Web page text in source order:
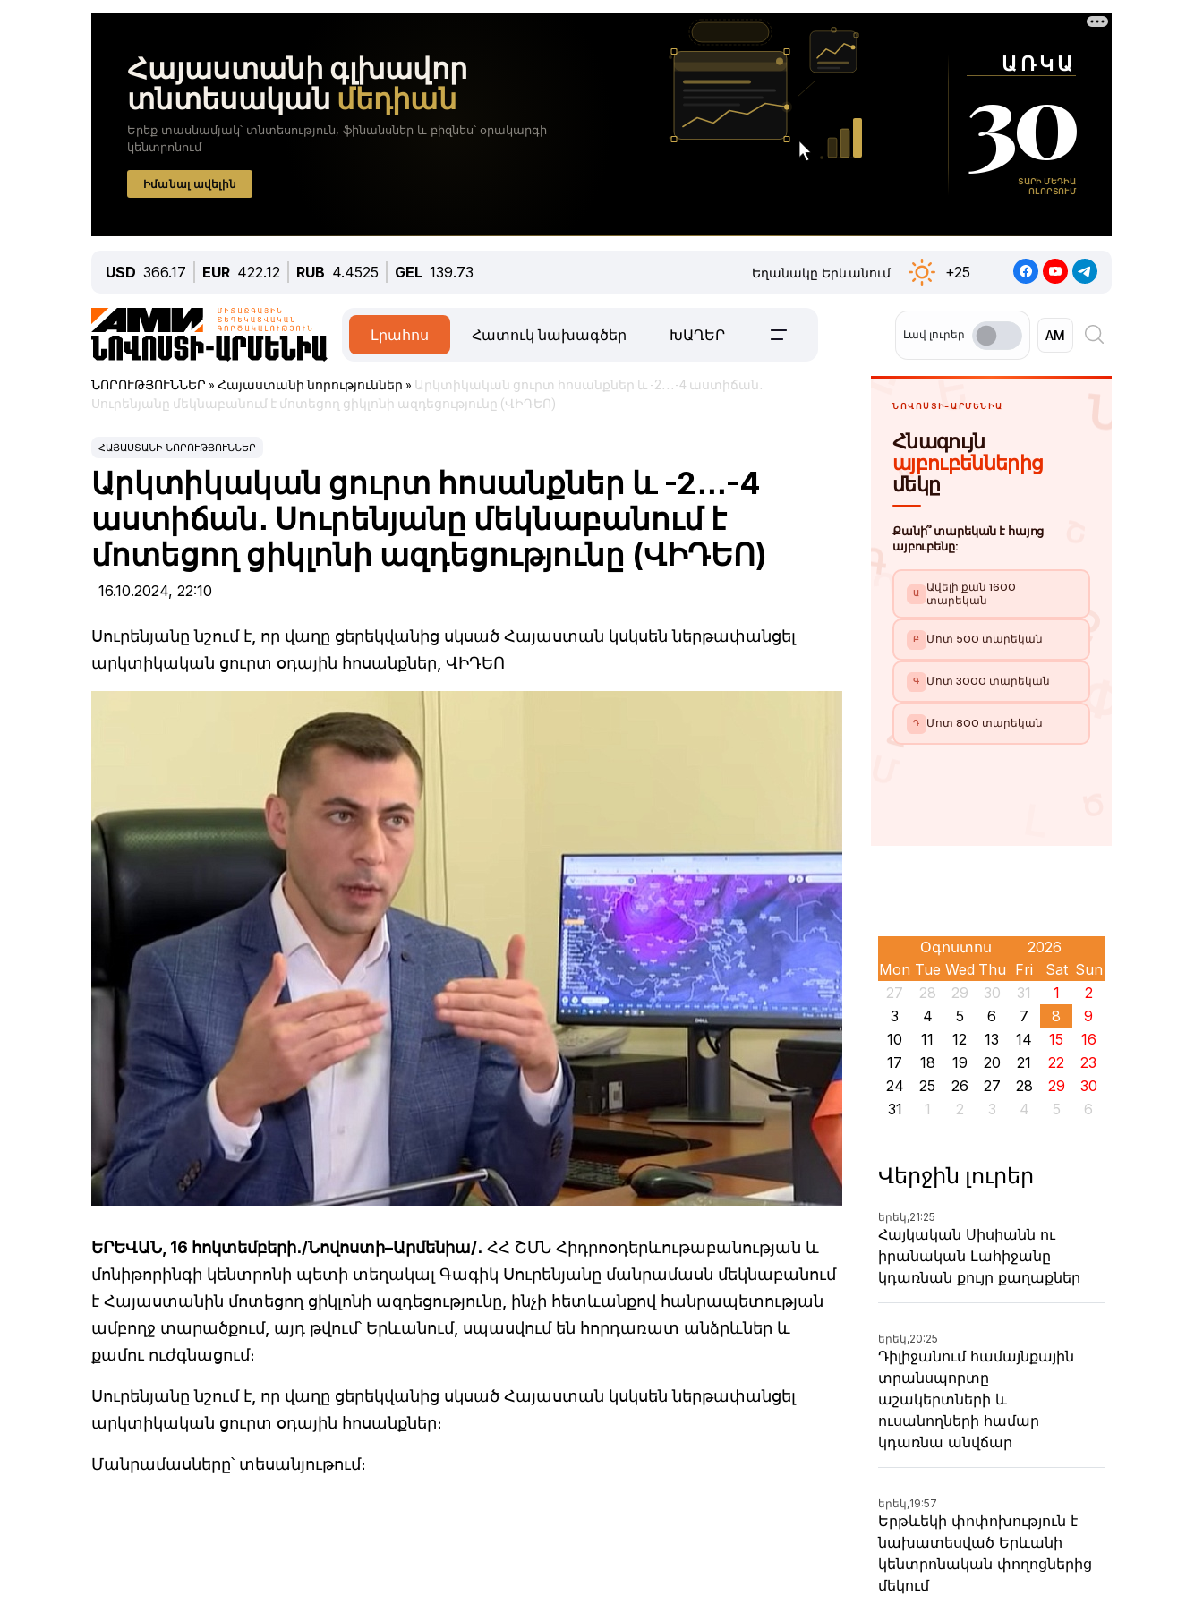
USD 366.17 EUR 422.12 RUB 4.4525 GEL 139.73 Եղանակը Երևանում +25
Լրահոս Հատուկ նախագծեր ԽԱՂԵՐ Լավ լուրեր
ՆՈՐՈՒԹՅՈՒՆՆԵՐ » Հայաստանի նորություններ » Արկտիկական ցուրտ հոսանքներ և -2․․․-4 աստիճան․
Սուրենյանը մեկնաբանում է մոտեցող ցիկլոնի ազդեցությունը (ՎԻԴԵՈ)
ՀԱՅԱՍՏԱՆԻ ՆՈՐՈՒԹՅՈՒՆՆԵՐ
Արկտիկական ցուրտ հոսանքներ և -2․․․-4
աստիճան․ Սուրենյանը մեկնաբանում է
մոտեցող ցիկլոնի ազդեցությունը (ՎԻԴԵՈ)
16.10.2024, 22:10
Սուրենյանը նշում է, որ վաղը ցերեկվանից սկսած Հայաստան կսկսեն ներթափանցել
արկտիկական ցուրտ օդային հոսանքներ, ՎԻԴԵՈ
ԵՐԵՎԱՆ, 16 հոկտեմբերի․/Նովոստի–Արմենիա/․ ՀՀ ՇՄՆ Հիդրոօդերևութաբանության և
մոնիթորինգի կենտրոնի պետի տեղակալ Գագիկ Սուրենյանը մանրամասն մեկնաբանում
է Հայաստանին մոտեցող ցիկլոնի ազդեցությունը, ինչի հետևանքով հանրապետության
ամբողջ տարածքում, այդ թվում՝ Երևանում, սպասվում են հորդառատ անձրևներ և
քամու ուժգնացում։
Սուրենյանը նշում է, որ վաղը ցերեկվանից սկսած Հայաստան կսկսեն ներթափանցել
արկտիկական ցուրտ օդային հոսանքներ։
Մանրամասները՝ տեսանյութում։
Mon Tue Wed Thu Fri Sat Sun
27
28 29 30 31 1
2
3
4 5 6 7 8
9
10
11 12 13 14 15
16
17
18 19 20 21 22
23
24
25 26 27 28 29
30
31
1 2 3 4 5 6
Վերջին լուրեր
երեկ,21:25
Հայկական Սիսիանն ու
իրանական Լահիջանը
կդառնան քույր քաղաքներ
երեկ,20:25
Դիլիջանում համայնքային
տրանսպորտը
աշակերտների և
ուսանողների համար
կդառնա անվճար
երեկ,19:57
Երթևեկի փոփոխություն է
նախատեսված Երևանի
կենտրոնական փողոցներից
մեկում